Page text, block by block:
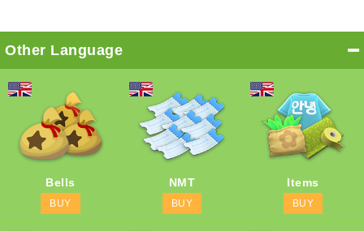
Other Language
Bells
BUY
NMT
BUY
Items
BUY